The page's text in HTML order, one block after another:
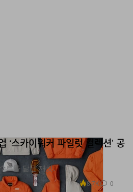
‘스카이워커 파일럿 컬렉션’ 공
트를 닮은 재킷.
8.7K 0